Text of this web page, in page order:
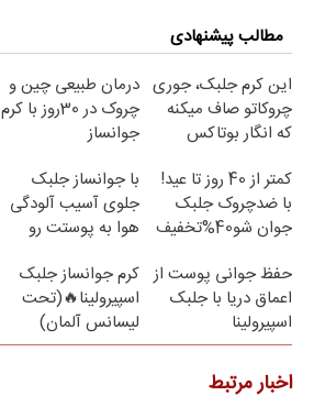
مطالب پیشنهادی
این کرم جلبک، جوری
چروکاتو صاف میکنه
که انگار بوتاکس
درمان طبیعی چین و
چروک در 30روز با کرم
جوانساز
کمتر از 40 روز تا عید!
با ضدچروک جلبک
جوان شو40%تخفیف
با جوانساز جلبک
جلوی آسیب آلودگی
هوا به پوستت رو
امشب) حفظ جوانی پوست از
اعماق دریا با جلبک
اسپیرولینا
کرم جوانساز جلبک
اسپیرولینا🔥(تحت
لیسانس آلمان)
اخبار مرتبط